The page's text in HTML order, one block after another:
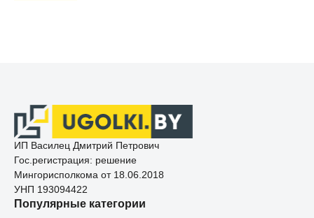
ИП Василец Дмитрий Петрович
Гос.регистрация: решение
Мингорисполкома от 18.06.2018
УНП 193094422
Популярные категории